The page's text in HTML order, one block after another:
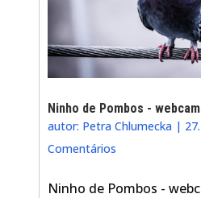
Ninho de Pombos - webcam
autor: Petra Chlumecka |
Comentários
Ninho de Pombos -